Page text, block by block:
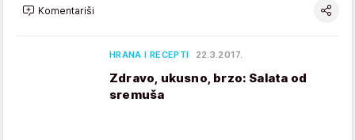
Komentariši
HRANA I RECEPTI 22.3.2017.
Zdravo, ukusno, brzo: Salata od
sremuša